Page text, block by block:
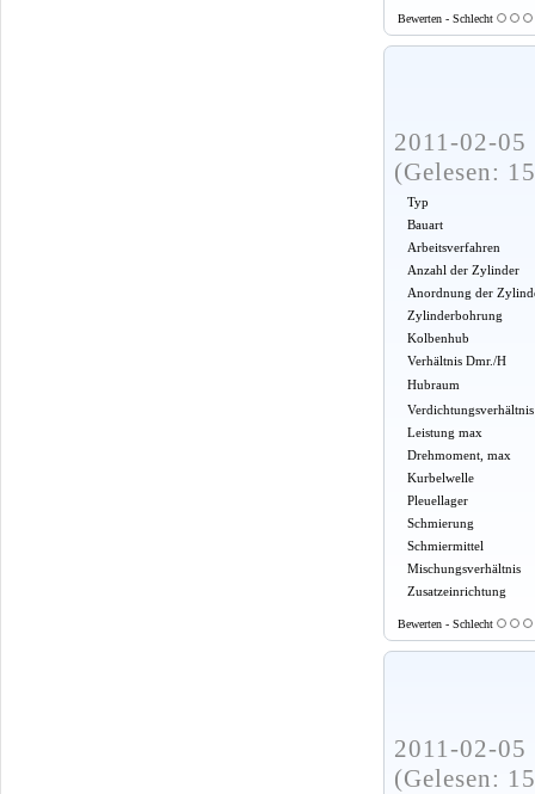
Bewerten - Schlecht
2011-02-
(Gelesen:
Typ
Bauart
Arbeitsverfahren
Anzahl der Zylinder
Anordnung der
Zylinderbohrung
Kolbenhub
Verhältnis Dmr./H
Hubraum
Verdichtungsverhältnis
Leistung max
Drehmoment, max
Kurbelwelle
Pleuellager
Schmierung
Schmiermittel
Mischungsverhältnis
Zusatzeinrichtung
Bewerten - Schlecht
2011-02-
(Gelesen: